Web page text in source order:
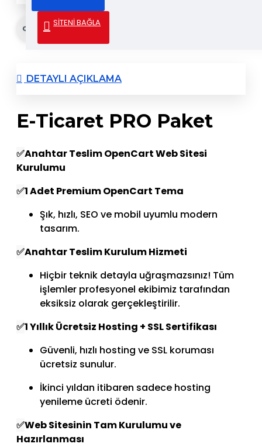
SİTENİ BAĞLA
Gönder & Paylaş
DETAYLI AÇIKLAMA
E-Ticaret PRO Paket
✅Anahtar Teslim OpenCart Web Sitesi
Kurulumu
✅1 Adet Premium OpenCart Tema
Şık, hızlı, SEO ve mobil uyumlu modern
tasarım.
✅Anahtar Teslim Kurulum Hizmeti
Hiçbir teknik detayla uğraşmazsınız! Tüm
işlemler profesyonel ekibimiz tarafından
eksiksiz olarak gerçekleştirilir.
✅1 Yıllık Ücretsiz Hosting + SSL Sertifikası
Güvenli, hızlı hosting ve SSL koruması
ücretsiz sunulur.
İkinci yıldan itibaren sadece hosting
yenileme ücreti ödenir.
✅Web Sitesinin Tam Kurulumu ve
Hazırlanması